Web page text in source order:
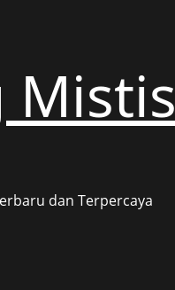
Mistis
dan Terpercaya